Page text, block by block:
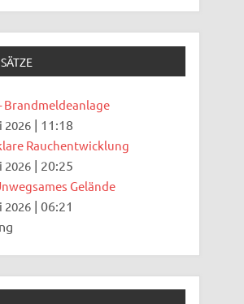
Brandmeldeanlage
2026 | 11:18
Rauchentwicklung
2026 | 20:25
Gelände
2026 |06:21